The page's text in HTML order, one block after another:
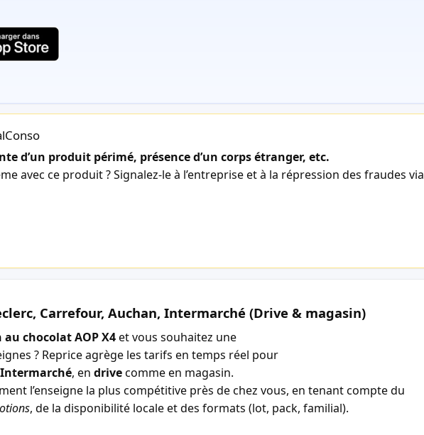
d’un produit périmé, présence d’un corps étranger, etc.
avec ce produit ? Signalez-le à l’entreprise et à la répression des fraudes via
Carrefour, Auchan, Intermarché (Drive & magasin)
au chocolat AOP X4et vous souhaitez une
? Reprice agrège les tarifs en temps réel pour
Intermarché, en drivecomme en magasin.
l’enseigne la plus compétitive près de chez vous, en tenant compte du
, de la disponibilité locale et des formats (lot, pack, familial).